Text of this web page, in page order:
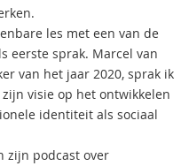
les met een van de
eerste sprak. Marcel van
van het jaar 2020, sprak ik
visie op het ontwikkelen
identiteit als sociaal
zijn podcast over